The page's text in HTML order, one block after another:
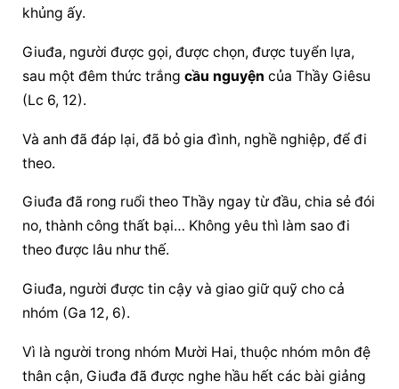
khủng ấy.
Giuđa, người được gọi, được chọn, được tuyển lựa,
sau một đêm thức trắng cầu nguyện của Thầy Giêsu
(Lc 6, 12).
Và anh đã đáp lại, đã bỏ gia đình, nghề nghiệp, để đi
theo.
Giuđa đã rong ruổi theo Thầy ngay từ đầu, chia sẻ đói
no, thành công thất bại… Không yêu thì làm sao đi
theo được lâu như thế.
Giuđa, người được tin cậy và giao giữ quỹ cho cả
nhóm (Ga 12, 6).
Vì là người trong nhóm Mười Hai, thuộc nhóm môn đệ
thân cận, Giuđa đã được nghe hầu hết các bài giảng